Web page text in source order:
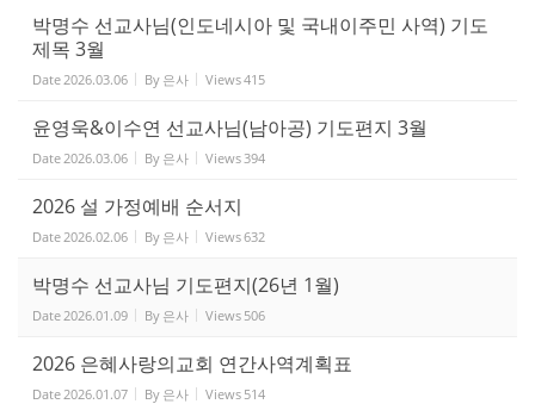
박명수 선교사님(인도네시아 및 국내이주민 사역) 기도
제목 3월
Date 2026.03.06 By 은사 Views415
윤영욱&이수연 선교사님(남아공) 기도편지 3월
Date 2026.03.06 By 은사 Views 394
2026 설 가정예배 순서지
Date 2026.02.06 By 은사 Views632
박명수 선교사님 기도편지(26년 1월)
Date 2026.01.09 By 은사 Views 506
2026 은혜사랑의교회 연간사역계획표
Date 2026.01.07 By 은사 Views 514